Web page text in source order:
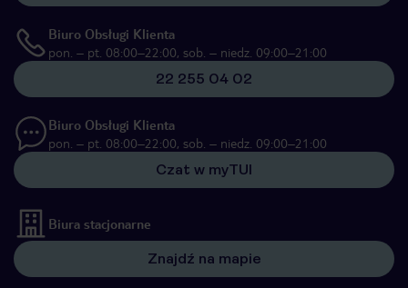
Biuro Obsługi Klienta
pon. – pt. 08:00–22:00, sob. – niedz. 09:00–21:00
22 255 04 02
Biuro Obsługi Klienta
pon. – pt. 08:00–22:00, sob. – niedz. 09:00–21:00
Czat w myTUI
Biura stacjonarne
Znajdź na mapie